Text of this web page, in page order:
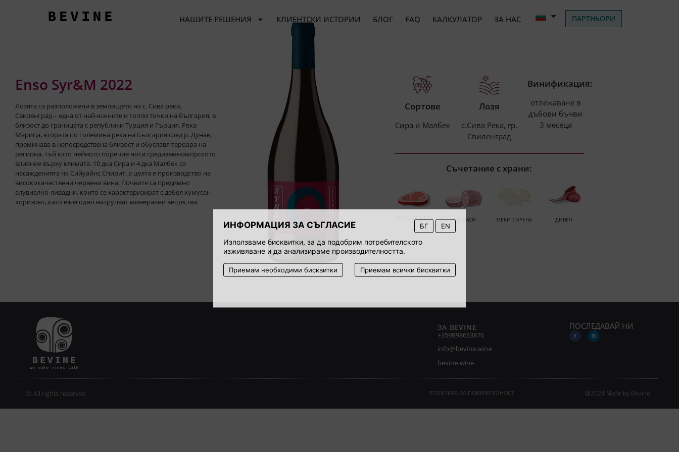
ИНФОРМАЦИЯ ЗА СЪГЛАСИЕ БГ EN
Използваме бисквитки, за да подобрим потребителското
изживяване и да анализираме производителността.
Приемам необходими бисквитки Приемам всички бисквитки
НАШИТЕ РЕШЕНИЯ КЛИЕНТСКИ ИСТОРИИ БЛОГ FAQ КАЛКУЛАТОР ЗА НАС ПАРТНЬОРИ
Enso Syr&M 2022
Лозята са разположени в землището на с. Сива река,
Свиленград – една от най-южните и топли точки на България, в
близост до границата с републики Турция и Гърция. Река
Марица, втората по големина река на България след р. Дунав,
преминава в непосредствена близост и обуславя тероара на
региона, тъй като нейното поречие носи средиземноморското
влияние върху климата. 10 дка Сира и 4 дка Малбек са
насажденията на Сийуайнс Спирит, а целта е производство на
висококачествени червени вина. Почвите са предимно
алувиално-ливадни, които се характеризират с дебел хумусен
хоризонт, като ежегодно натрупват минерални вещества.
Сортове
Сира и Малбек
Лозя
с.Сива Река, гр.
Свиленград
Винификация:
отлежаване в
дъбови бъчви
3 месеца
Съчетание с храни:
ЧЕРВЕНИ МЕСА КОЛБАСИ МЕКИ СИРЕНА ДИВЕЧ
ЗА BEVINE
+359898653876
info@bevine.wine
bevine.wine
ПОСЛЕДАВАЙ НИ
© All rights reserved . ПОЛИТИКА ЗА ПОВЕРИТЕЛНОСТ @2024 Made by Bevine